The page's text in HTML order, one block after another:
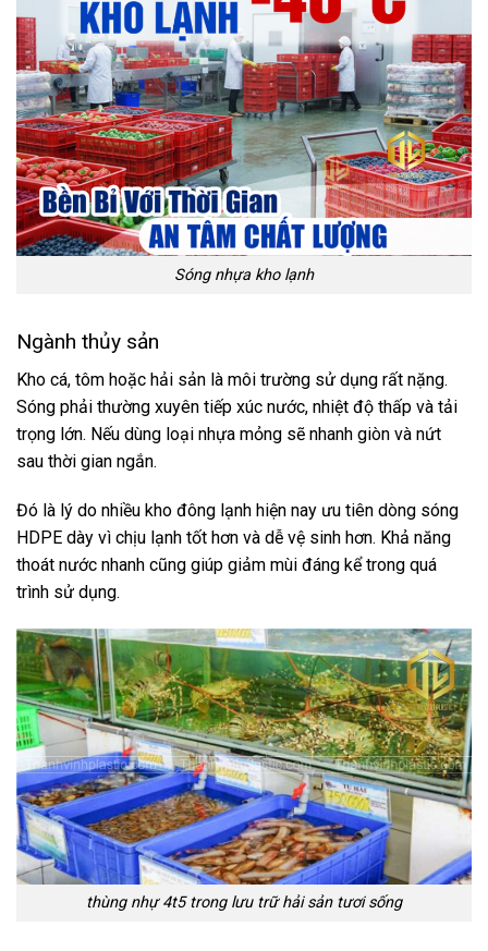
Sóng nhựa kho lạnh
Ngành thủy sản
Kho cá, tôm hoặc hải sản là môi trường sử dụng rất nặng.
Sóng phải thường xuyên tiếp xúc nước, nhiệt độ thấp và tải
trọng lớn. Nếu dùng loại nhựa mỏng sẽ nhanh giòn và nứt
sau thời gian ngắn.
Đó là lý do nhiều kho đông lạnh hiện nay ưu tiên dòng sóng
HDPE dày vì chịu lạnh tốt hơn và dễ vệ sinh hơn. Khả năng
thoát nước nhanh cũng giúp giảm mùi đáng kể trong quá
trình sử dụng.
thùng nhự 4t5 trong lưu trữ hải sản tươi sống